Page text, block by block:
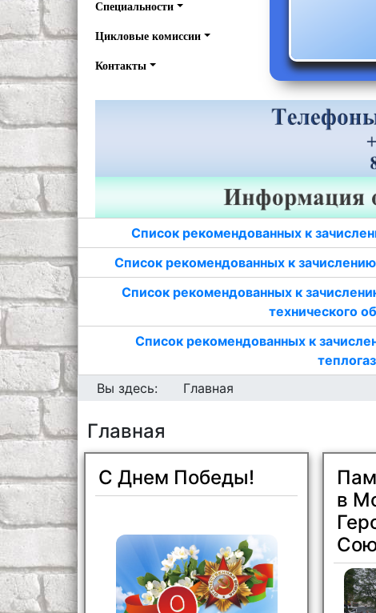
Специальности
Цикловые комиссии
Контакты
Список рекомендованных к
Список рекомендованных к
Список рекомендованных к
технического
Список рекомендованных к
Вы здесь:
Главная
Главная
С Днем Победы!
в